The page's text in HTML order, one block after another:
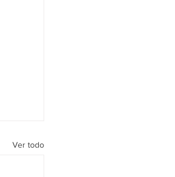
Ver todo